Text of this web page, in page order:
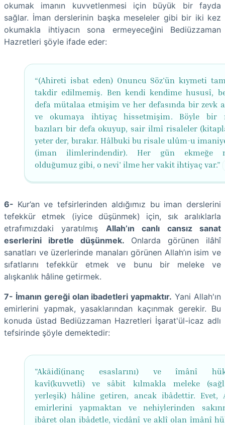
okumak imanın kuvvetlenmesi için büyük bir fayda
sağlar. İman derslerinin başka meseleler gibi bir iki kez
okumakla ihtiyacın sona ermeyeceğini Bediüzzaman
Hazretleri şöyle ifade eder:
“(Ahireti isbat eden) Onuncu Söz'ün kıymeti
takdir edilmemiş. Ben kendi kendime hususî,
defa mütalaa etmişim ve her defasında bir zevk
ve okumaya ihtiyaç hissetmişim. Böyle bir
bazıları bir defa okuyup, sair ilmî risaleler
yeter der, bırakır. Hâlbuki bu risale ulûm-u
(iman ilimlerindendir). Her gün ekmeğe
olduğumuz gibi, o nevi' ilme her vakit ihtiyaç var.”
6- Kur’an ve tefsirlerinden aldığımız bu iman derslerini
tefekkür etmek (iyice düşünmek) için, sık aralıklarla
etrafımızdaki yaratılmış Allah’ın canlı cansız sanat
eserlerini ibretle düşünmek. Onlarda görünen ilâhî
sanatları ve üzerlerinde manaları görünen Allah’ın isim ve
sıfatlarını tefekkür etmek ve bunu bir meleke ve
alışkanlık hâline getirmek.
7- İmanın gereği olan ibadetleri yapmaktır. Yani Allah'ın
emirlerini yapmak, yasaklarından kaçınmak gerekir. Bu
konuda üstad Bediüzzaman Hazretleri İşarat'ül-icaz adlı
tefsirinde şöyle demektedir:
"Akāidî(inanç esaslarını) ve îmânî
kavî(kuvvetli) ve sâbit kılmakla meleke
yerleşik) hâline getiren, ancak ibâdettir. Evet,
emirlerini yapmaktan ve nehiylerinden
ibâret olan ibâdetle, vicdânî ve aklî olan îmânî